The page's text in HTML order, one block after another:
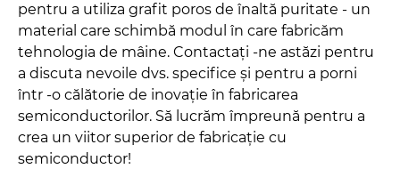
pentru a utiliza grafit poros de înaltă puritate - un
material care schimbă modul în care fabricăm
tehnologia de mâine. Contactați -ne astăzi pentru
a discuta nevoile dvs. specifice și pentru a porni
într -o călătorie de inovație în fabricarea
semiconductorilor. Să lucrăm împreună pentru a
crea un viitor superior de fabricație cu
semiconductor!